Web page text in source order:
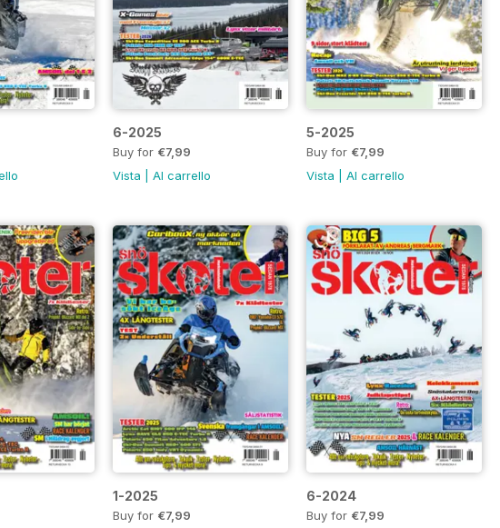
6-2025
Buy for €7,99
Vista |Al carrello
5-2025
Buy for €7,99
Vista |Al carrello
1-2025
Buy for €7,99
6-2024
Buy for €7,99